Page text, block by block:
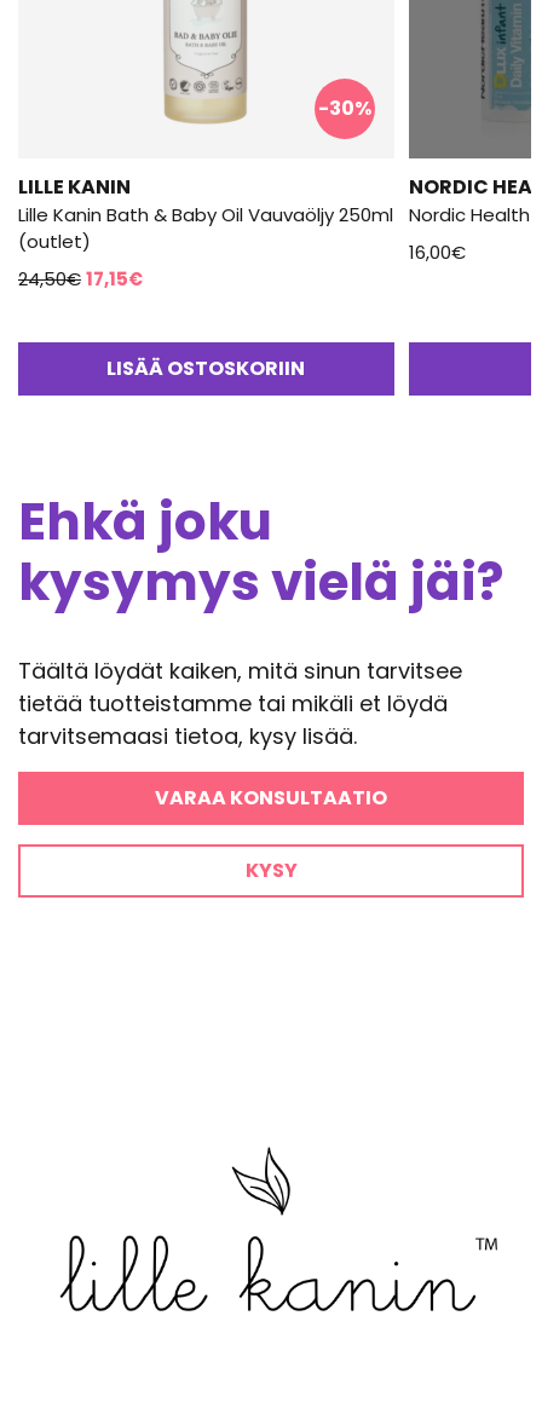
-30%
LILLE KANIN
Lille Kanin Bath & Baby Oil Vauvaöljy 250ml
(outlet)
24,50€Alkuperäinen
oli:
24,50€.
17,15€Nykyinen
on:
17,15€.
LISÄÄ OSTOSKORIIN
NORDIC
Nordic Health
16,00€
Ehkä joku
kysymys vielä jäi?
Täältä löydät kaiken, mitä sinun tarvitsee
tietää tuotteistamme tai mikäli et löydä
tarvitsemaasi tietoa, kysy lisää.
VARAA KONSULTAATIO
KYSY